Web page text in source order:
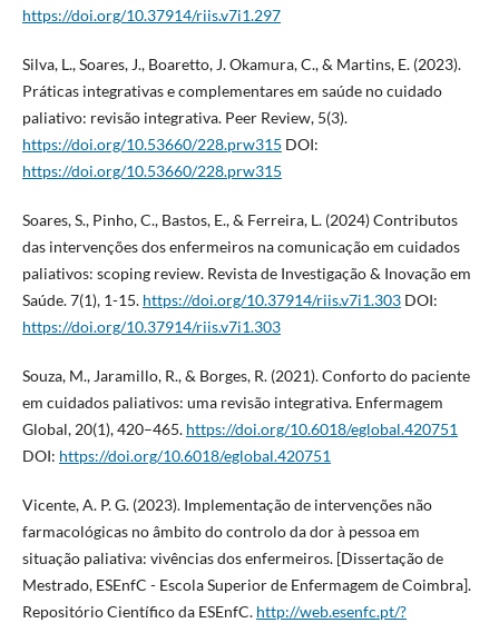
https://doi.org/10.37914/riis.v7i1.297
Silva, L., Soares, J., Boaretto, J. Okamura, C., & Martins, E. (2023).
Práticas integrativas e complementares em saúde no cuidado
paliativo: revisão integrativa. Peer Review, 5(3).
https://doi.org/10.53660/228.prw315 DOI:
https://doi.org/10.53660/228.prw315
Soares, S., Pinho, C., Bastos, E., & Ferreira, L. (2024) Contributos
das intervenções dos enfermeiros na comunicação em cuidados
paliativos: scoping review. Revista de Investigação & Inovação em
Saúde. 7(1), 1-15. https://doi.org/10.37914/riis.v7i1.303DOI:
https://doi.org/10.37914/riis.v7i1.303
Souza, M., Jaramillo, R., & Borges, R. (2021). Conforto do paciente
em cuidados paliativos: uma revisão integrativa. Enfermagem
Global, 20(1), 420–465. https://doi.org/10.6018/eglobal.420751
DOI: https://doi.org/10.6018/eglobal.420751
Vicente, A. P. G. (2023). Implementação de intervenções não
farmacológicas no âmbito do controlo da dor à pessoa em
situação paliativa: vivências dos enfermeiros. [Dissertação de
Mestrado, ESEnfC - Escola Superior de Enfermagem de Coimbra].
Repositório Científico da ESEnfC. http://web.esenfc.pt/?